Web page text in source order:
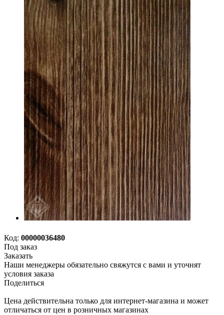
Код: 00000036480
Под заказ
Заказать
Наши менеджеры обязательно свяжутся с вами и уточнят
условия заказа
Поделиться
Цена действительна только для интернет-магазина и может
отличаться от цен в розничных магазинах